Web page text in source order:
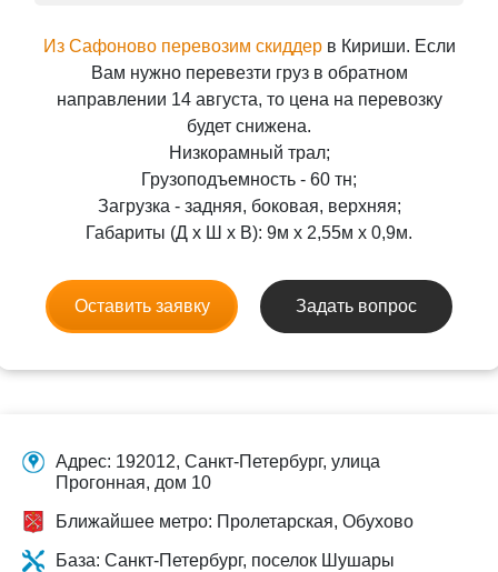
Из Сафоново перевозим скиддерв Кириши. Если
Вам нужно перевезти груз в обратном
направлении 14 августа, то цена на перевозку
будет снижена.
Низкорамный трал;
Грузоподъемность - 60 тн;
Загрузка - задняя, боковая, верхняя;
Габариты (Д x Ш x В): 9м x 2,55м x 0,9м.
Оставить заявку Задать вопрос
Адрес: 192012, Санкт-Петербург, улица
Прогонная, дом 10
Ближайшее метро: Пролетарская, Обухово
База: Санкт-Петербург, поселок Шушары